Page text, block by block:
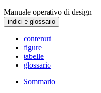
Manuale operativo di design
indici e glossario
contenuti
figure
tabelle
glossario
Sommario